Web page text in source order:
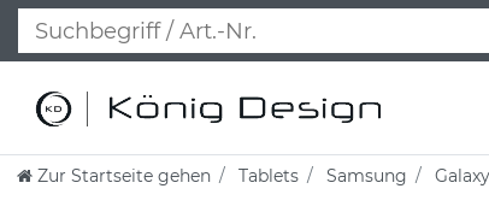
Zur Startseite gehen Tablets Samsung